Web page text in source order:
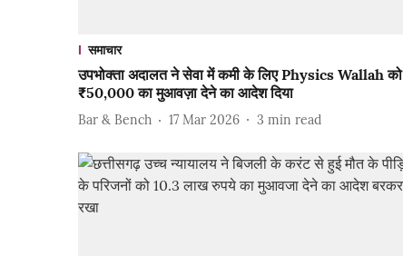
समाचार
उपभोक्ता अदालत ने सेवा में कमी के लिए Physics Wallah को
₹50,000 का मुआवज़ा देने का आदेश दिया
Bar & Bench 17 Mar 2026 3 min read